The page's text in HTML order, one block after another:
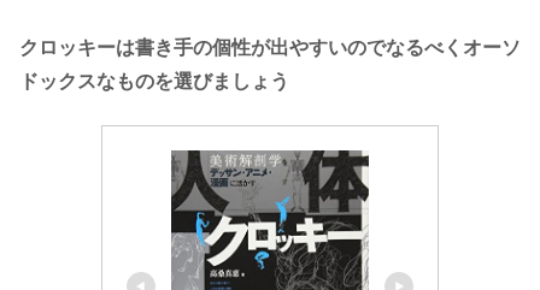
クロッキーは書き手の個性が出やすいのでなるべくオーソ
ドックスなものを選びましょう